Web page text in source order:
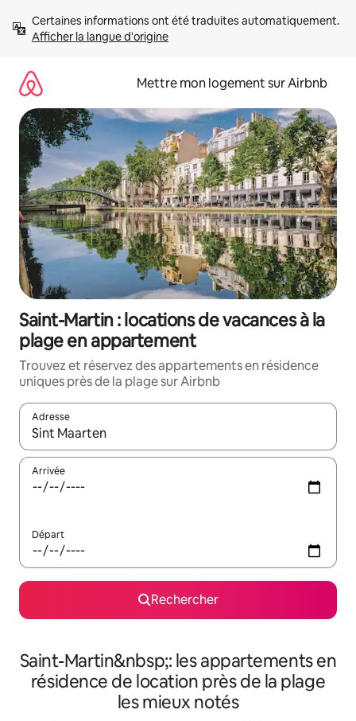
directement
Afficher la langue d'origine
Mettre mon logement sur Airbnb
Saint-Martin : locations de vacances à la
plage en appartement
Trouvez et réservez des appartements en résidence
uniques près de la plage sur Airbnb
Adresse
Lorsque les résultats s'affichent, utilisez les flèches vers le
Arrivée
Départ
Rechercher
Saint-Martin&nbsp;: les appartements en
résidence de location près de la plage
les mieux notés